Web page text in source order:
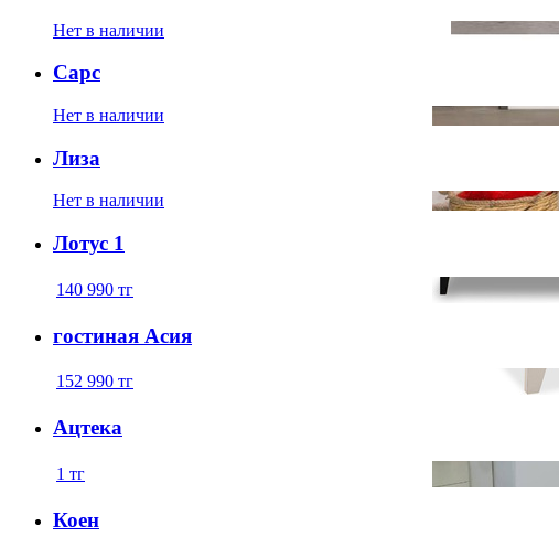
Нет в наличии
Сарс
Нет в наличии
Лиза
Нет в наличии
Лотус 1
140 990 тг
гостиная Асия
152 990 тг
Ацтека
1 тг
Коен